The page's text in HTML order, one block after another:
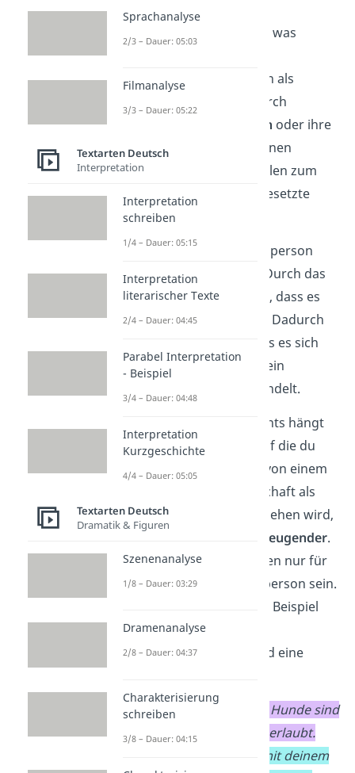
eine Aussage einer
Autoritätsperson
. Aber was
bezeichnest eine Person als
Autorität
, wenn sie durch
Fachwissen oder ihre
Position anderen Personen
überlegen
ist. Dazu zählen zum
Beispiel Experten, Vorgesetzte
oder Eltern.
Du musst die Autoritätsperson
immer richtig zitieren. Durch das
Zitat wird offensichtlich, dass es
nicht deine Aussage ist. Dadurch
verweist du darauf, dass es sich
bei dem Argument um ein
Autoritätsargument handelt.
des Arguments hängt
von der Autorität ab, auf die du
dich berufst. Wenn sie von einem
großen Teil der Gesellschaft als
Autoritätsperson angesehen wird,
überzeugender.
Andere Personen können nur für
wenige eine Autoritätsperson sein.
Das siehst du in diesem Beispiel
für ein begrenztes
Autoritätsargument
und eine
Mein Nachbar sagt, Hunde sind
auf der Wiese nicht erlaubt.
Deshalb darfst du mit deinem
Sprachanalyse
2/3 – Dauer: 05:03
Filmanalyse
3/3 – Dauer: 05:22
Textarten Deutsch
Interpretation
Interpretation
schreiben
1/4 – Dauer: 05:15
Interpretation
literarischer Texte
2/4 – Dauer: 04:45
Parabel Interpretation
- Beispiel
3/4 – Dauer: 04:48
Interpretation
Kurzgeschichte
4/4 – Dauer: 05:05
Textarten Deutsch
Dramatik & Figuren
Szenenanalyse
1/8 – Dauer: 03:29
Dramenanalyse
2/8 – Dauer: 04:37
Charakterisierung
schreiben
3/8 – Dauer: 04:15